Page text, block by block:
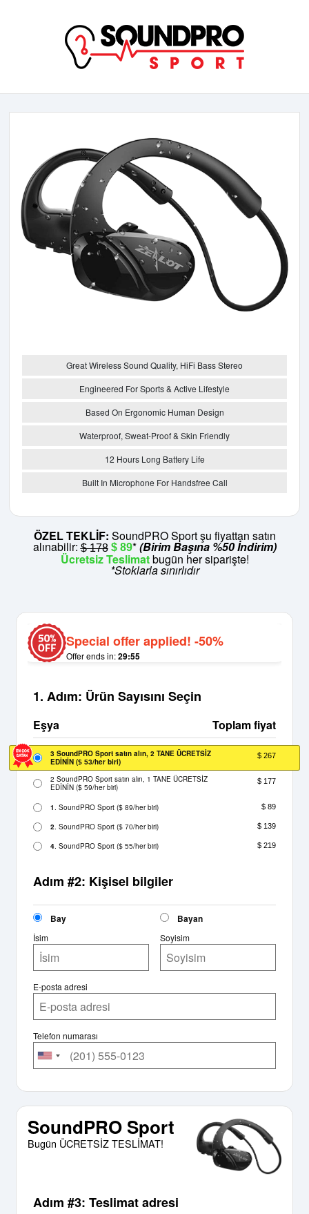
Great Wireless Sound Quality, HiFi Bass Stereo
Engineered For Sports & Active Lifestyle
Based On Ergonomic Human Design
Waterproof, Sweat-Proof & Skin Friendly
12 Hours Long Battery Life
Built In Microphone For Handsfree Call
ÖZEL TEKLİF: SoundPRO Sport şu fiyattan satın
alınabilir:$ 178 $ 89*(Birim Başına %50 İndirim)
Ücretsiz Teslimatbugün her siparişte!
*Stoklarla sınırlıdır
Special offer applied! -50%
Offer ends in:29:55
1. Adım: Ürün Sayısını Seçin
Eşya Toplam fiyat
3 SoundPRO Sport satın alın, 2 TANE ÜCRETSİZ
EDİNİN ($ 53/her biri)
$ 267
2 SoundPRO Sport satın alın, 1 TANE ÜCRETSİZ
EDİNİN ($ 59/her biri)
$ 177
1 . SoundPRO Sport ($ 89/her biri) $ 89
2 . SoundPRO Sport ($ 70/her biri) $ 139
4 . SoundPRO Sport ($ 55/her biri) $ 219
Adım #2: Kişisel bilgiler
Bay Bayan
İsim Soyisim
E-posta adresi
Telefon numarası
SoundPRO Sport
Bugün ÜCRETSİZ TESLİMAT!
Adım #3: Teslimat adresi